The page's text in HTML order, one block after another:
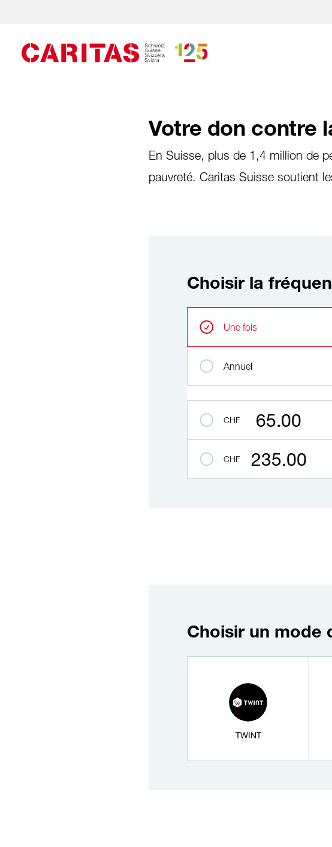
Votre don contre
En Suisse, plus de 1,4 million de
pauvreté. Caritas Suisse soutient
Choisir la
Une fois
Annuel
CHF 65.00
CHF 235.00
Choisir un mode
TWINT